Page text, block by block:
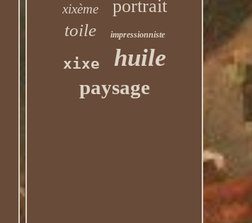
xixème
portrait
toile impressionniste
xixe huile
paysage